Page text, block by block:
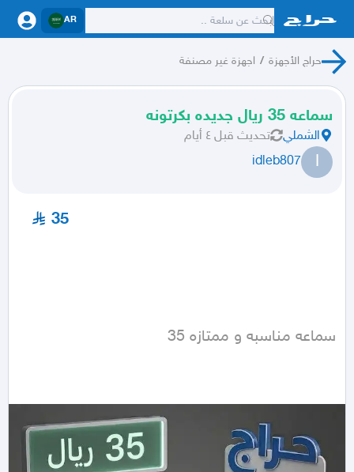
AR
حراج الأجهزة / اجهزة غير مصنفة
سماعه 35 ريال جديده بكرتونه
الشملي تحديث قبل ٤ أيام
I
idleb807
35
سماعه مناسبه و ممتازه 35